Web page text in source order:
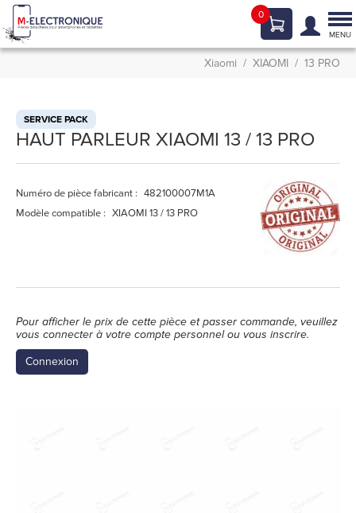
0
MENU
Xiaomi XIAOMI 13 PRO
SERVICE PACK
HAUT PARLEUR XIAOMI 13 / 13 PRO
Numéro de pièce fabricant : 482100007M1A
Modèle compatible : XIAOMI 13 / 13 PRO
Pour afficher le prix de cette pièce et passer commande, veuillez
vous connecter à votre compte personnel ou vous inscrire.
Connexion